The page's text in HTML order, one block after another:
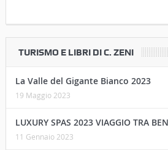
TURISMO E LIBRI DI C. ZENI
La Valle del Gigante Bianco 2023
19 Maggio 2023
LUXURY SPAS 2023 VIAGGIO TRA
11 Gennaio 2023